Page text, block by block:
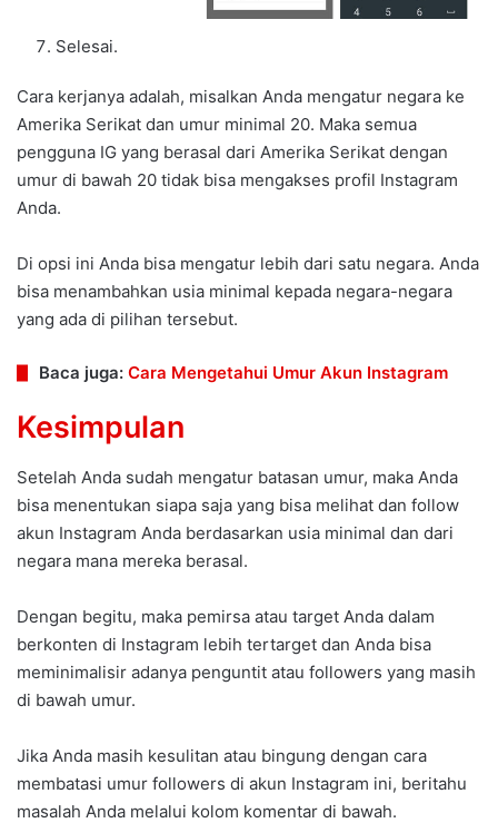
Selesai.
Cara kerjanya adalah, misalkan Anda mengatur negara ke
Amerika Serikat dan umur minimal 20. Maka semua
pengguna IG yang berasal dari Amerika Serikat dengan
umur di bawah 20 tidak bisa mengakses profil Instagram
Anda.
Di opsi ini Anda bisa mengatur lebih dari satu negara. Anda
bisa menambahkan usia minimal kepada negara-negara
yang ada di pilihan tersebut.
Baca juga: Cara Mengetahui Umur Akun Instagram
Kesimpulan
Setelah Anda sudah mengatur batasan umur, maka Anda
bisa menentukan siapa saja yang bisa melihat dan follow
akun Instagram Anda berdasarkan usia minimal dan dari
negara mana mereka berasal.
Dengan begitu, maka pemirsa atau target Anda dalam
berkonten di Instagram lebih tertarget dan Anda bisa
meminimalisir adanya penguntit atau followers yang masih
di bawah umur.
Jika Anda masih kesulitan atau bingung dengan cara
membatasi umur followers di akun Instagram ini, beritahu
masalah Anda melalui kolom komentar di bawah.